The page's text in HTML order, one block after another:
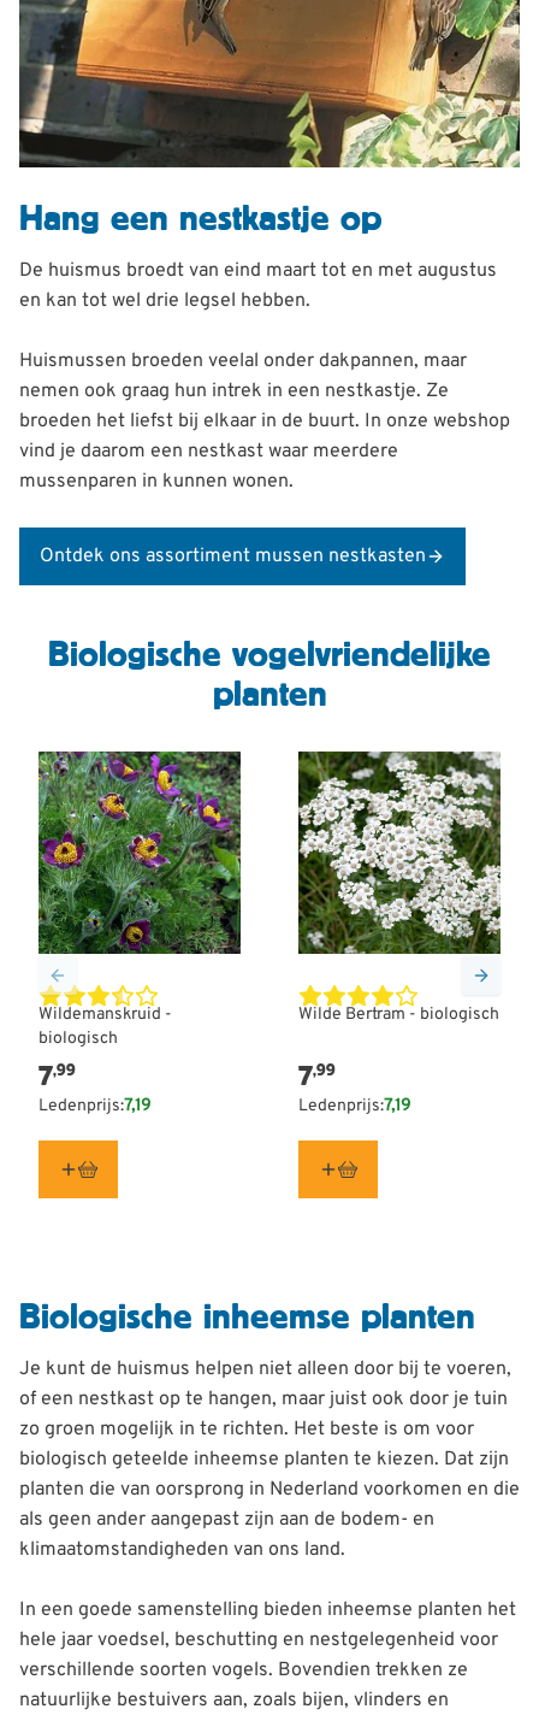
Hang een nestkastje op
De huismus broedt van eind maart tot en met augustus
en kan tot wel drie legsel hebben.
Huismussen broeden veelal onder dakpannen, maar
nemen ook graag hun intrek in een nestkastje. Ze
broeden het liefst bij elkaar in de buurt. In onze webshop
vind je daarom een nestkast waar meerdere
mussenparen in kunnen wonen.
Ontdek ons assortiment mussen nestkasten
Biologische vogelvriendelijke
planten
Wildemanskruid -
biologisch
7,99
Ledenprijs:7,19
Wilde Bertram - biologisch
7,99
Ledenprijs:7,19
Biologische inheemse planten
Je kunt de huismus helpen niet alleen door bij te voeren,
of een nestkast op te hangen, maar juist ook door je tuin
zo groen mogelijk in te richten. Het beste is om voor
biologisch geteelde inheemse planten te kiezen. Dat zijn
planten die van oorsprong in Nederland voorkomen en die
als geen ander aangepast zijn aan de bodem- en
klimaatomstandigheden van ons land.
In een goede samenstelling bieden inheemse planten het
hele jaar voedsel, beschutting en nestgelegenheid voor
verschillende soorten vogels. Bovendien trekken ze
natuurlijke bestuivers aan, zoals bijen, vlinders en